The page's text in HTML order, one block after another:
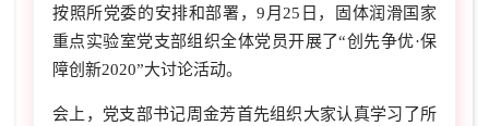
按照所党委的安排和部署，9月25日，固体润滑国家
重点实验室党支部组织全体党员开展了“创先争优·保
障创新2020”大讨论活动。
会上，党支部书记周金芳首先组织大家认真学习了所